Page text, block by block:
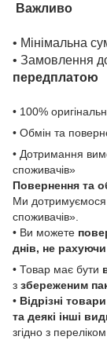
Важливо
• Мінімальна
• Замовлення
передплатою
• 100%
• Обмін та
• Дотримання
споживачів»
Повернення та
Ми дотримуємося
споживачів».
• Ви можете
днів, не
• Товар має бути
з збереженим
• Відрізні товари
та деякі інші
згідно з